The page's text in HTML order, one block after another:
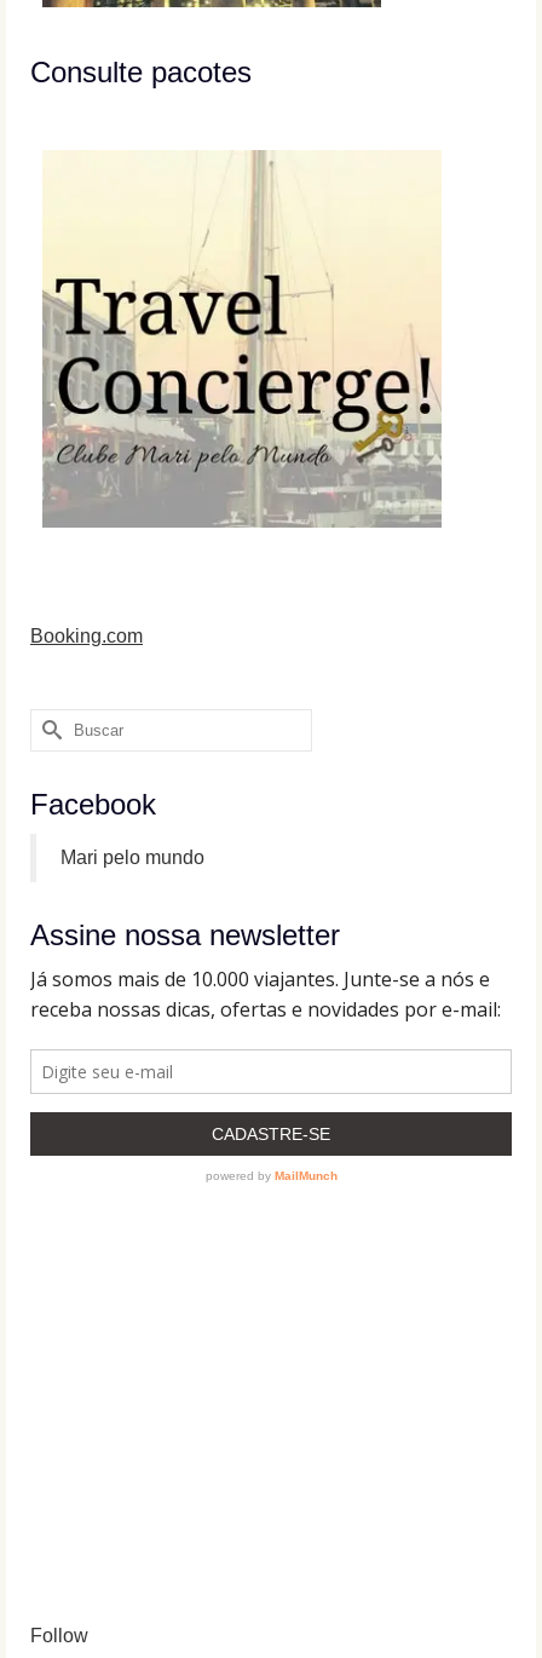
Consulte pacotes
Booking.com
Buscar
por:
Facebook
Mari pelo mundo
Assine nossa newsletter
Follow